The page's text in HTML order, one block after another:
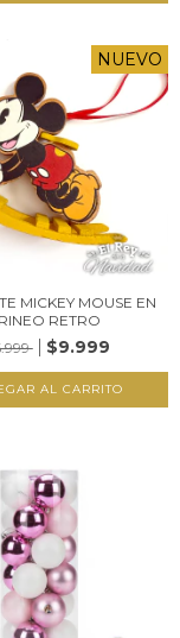
NUEVO
MICKEY MOUSE EN
RETRO
$9.999